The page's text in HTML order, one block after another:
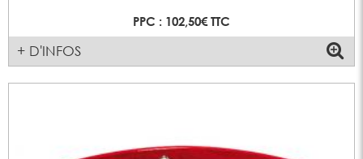
PPC : 102,50€ TTC
+ D'INFOS